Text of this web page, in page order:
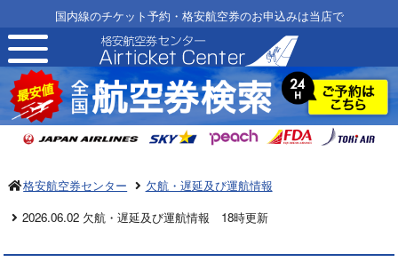
国内線のチケット予約・格安航空券のお申込みは当店で
toggle
navigation
格安航空券センター
欠航・遅延及び運航情報
2026.06.02 欠航・遅延及び運航情報 18時更新